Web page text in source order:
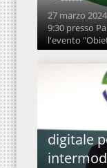
27 marzo
9:30 presso
l'evento
digitale